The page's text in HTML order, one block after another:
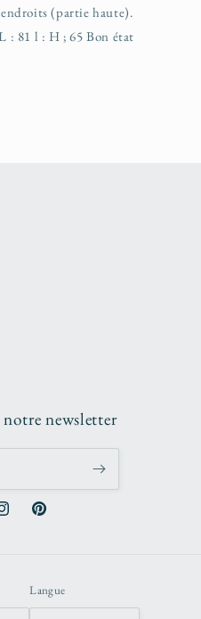
(partie haute).
: 81 l : H ; 65 Bon état
newsletter
Pinterest
Langue